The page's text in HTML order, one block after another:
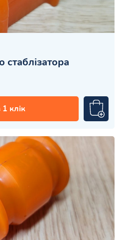
стаблізатора
клік